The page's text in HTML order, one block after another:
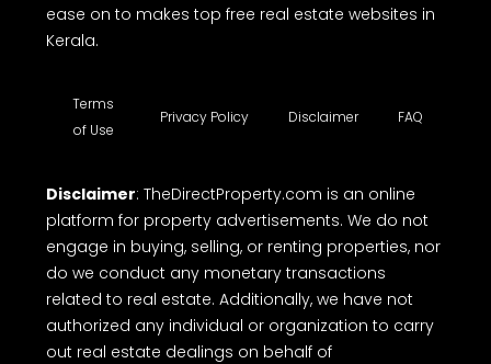
ease on to makes top free real estate websites in
Kerala.
Terms
of Use
Privacy Policy Disclaimer FAQ
Disclaimer: TheDirectProperty.com is an online
platform for property advertisements. We do not
engage in buying, selling, or renting properties, nor
do we conduct any monetary transactions
related to real estate. Additionally, we have not
authorized any individual or organization to carry
out real estate dealings on behalf of